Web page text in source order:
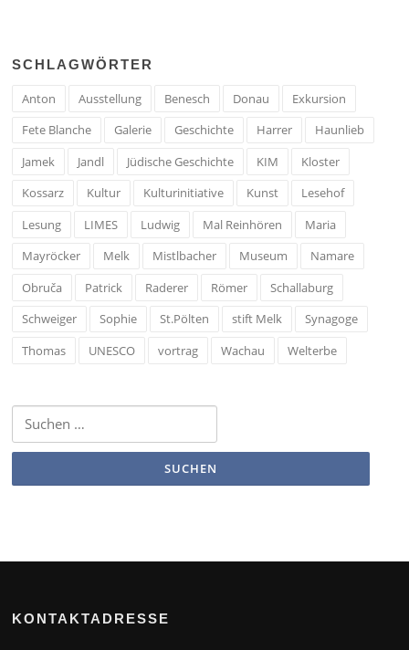
SCHLAGWÖRTER
Anton Ausstellung Benesch Donau
Exkursion
Fete Blanche
Galerie Geschichte Harrer
Haunlieb
Jamek
Jandl Jüdische Geschichte KIM
Kloster
Kossarz
Kultur Kulturinitiative Kunst
Lesehof
Lesung
LIMES Ludwig Mal Reinhören
Maria
Mayröcker
Melk Mistlbacher Museum
Namare
Obruča
Patrick Raderer Römer
Schallaburg
Schweiger
Sophie St.Pölten stift Melk
Synagoge
Thomas
UNESCO vortrag Wachau Welterbe
Suchen
nach:
KONTAKTADRESSE